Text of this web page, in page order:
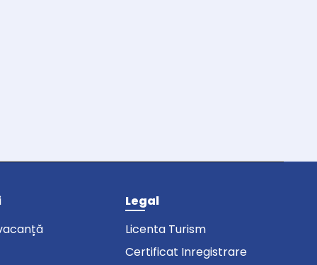
Legal
Licenta Turism
Certificat Inregistrare